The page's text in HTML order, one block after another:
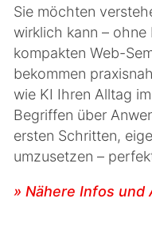
Sie möchten
wirklich kann –
kompakten Web-
bekommen
wie KI Ihren Alltag
Begriffen über
ersten Schritten,
umzusetzen –
» Nähere Infos und